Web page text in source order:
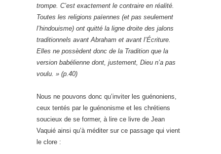
trompe. C’est exactement le contraire en réalité.
Toutes les religions païennes (et pas seulement
l’hindouisme) ont quitté la ligne droite des jalons
traditionnels avant Abraham et avant l’Écriture.
Elles ne possèdent donc de la Tradition que la
version babélienne dont, justement, Dieu n’a pas
voulu. » (p.40)
Nous ne pouvons donc qu’inviter les guénoniens,
ceux tentés par le guénonisme et les chrétiens
soucieux de se former, à lire ce livre de Jean
Vaquié ainsi qu’à méditer sur ce passage qui vient
le clore :